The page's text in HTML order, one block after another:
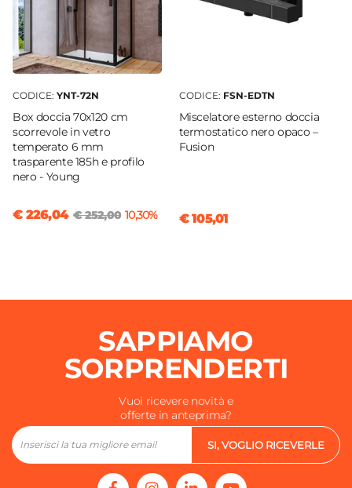
CODICE: YNT-72N
Box doccia 70x120 cm
scorrevole in vetro
temperato 6 mm
trasparente 185h e profilo
nero - Young
€ 226,04 € 252,00 10,30%
CODICE: FSN-EDTN
Miscelatore esterno doccia
termostatico nero opaco –
Fusion
€ 105,01
SAPPIAMO
SORPRENDERTI
Vuoi ricevere novità e
offerte in anteprima?
SI, VOGLIO RICEVERLE